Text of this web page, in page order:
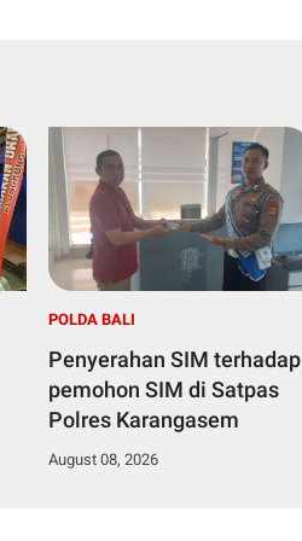
POLDA BALI
Penyerahan SIM terhadap
pemohon SIM di Satpas
Polres Karangasem
August 08, 2026